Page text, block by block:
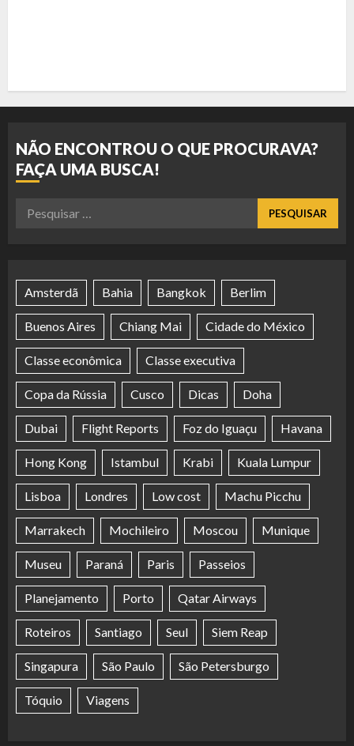
NÃO ENCONTROU O QUE PROCURAVA?
FAÇA UMA BUSCA!
Pesquisar
Amsterdã Bahia Bangkok Berlim
Buenos Aires Chiang Mai Cidade do México
Classe econômica Classe executiva
Copa da Rússia Cusco Dicas Doha
Dubai Flight Reports Foz do Iguaçu Havana
Hong Kong Istambul Krabi Kuala Lumpur
Lisboa Londres Low cost Machu Picchu
Marrakech Mochileiro Moscou Munique
Museu Paraná Paris Passeios
Planejamento Porto Qatar Airways
Roteiros Santiago Seul Siem Reap
Singapura São Paulo São Petersburgo
Tóquio Viagens